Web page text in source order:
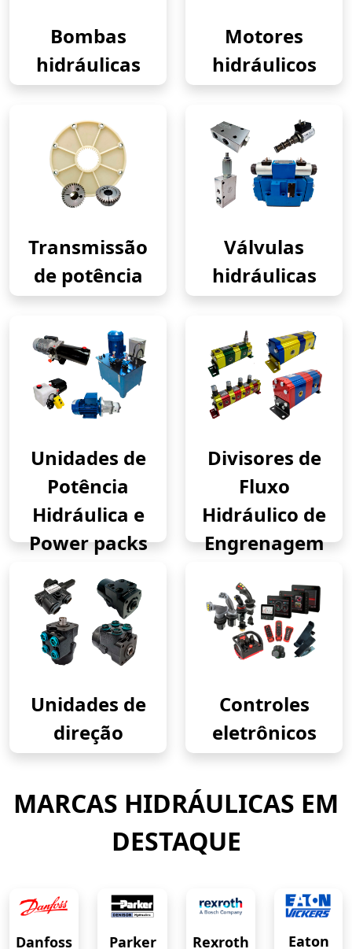
Bombas
hidráulicas
Motores
hidráulicos
Transmissão
de potência
Válvulas
hidráulicas
Unidades de
Potência
Hidráulica e
Power packs
Divisores de
Fluxo
Hidráulico de
Engrenagem
Unidades de
direção
Controles
eletrônicos
MARCAS HIDRÁULICAS EM
DESTAQUE
Danfoss
Parker
Rexroth
Eaton